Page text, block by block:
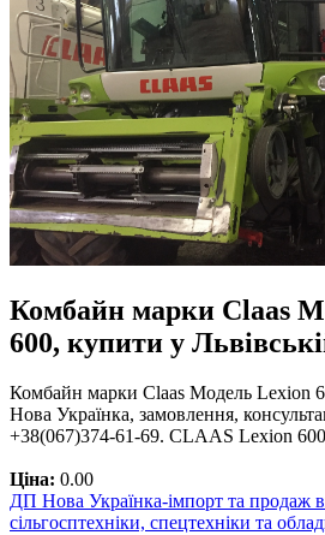
Комбайн марки Claas
600, купити у
Комбайн марки Claas Модель Lexion
Нова Українка, замовлення,
+38(067)374-61-69. CLAAS Lexion
Ціна: 0.00
ДП Нова Українка-імпорт та продаж
сільгосптехніки, спецтехніки та